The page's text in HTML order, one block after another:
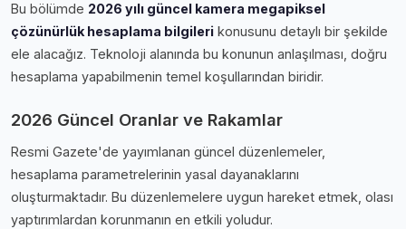
Bu bölümde 2026 yılı güncel kamera megapiksel
çözünürlük hesaplama bilgileri konusunu detaylı bir şekilde
ele alacağız. Teknoloji alanında bu konunun anlaşılması, doğru
hesaplama yapabilmenin temel koşullarından biridir.
2026 Güncel Oranlar ve Rakamlar
Resmi Gazete'de yayımlanan güncel düzenlemeler,
hesaplama parametrelerinin yasal dayanaklarını
oluşturmaktadır. Bu düzenlemelere uygun hareket etmek, olası
yaptırımlardan korunmanın en etkili yoludur.